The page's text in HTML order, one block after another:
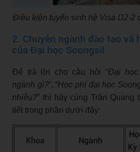
Điều kiện tuyển sinh hệ Visa D2-2
2. Chuyên ngành đào tạo và
của Đại học Soongsil
Để trả lời cho câu hỏi “Đại học
ngành gì?”, “Học phí đại học
nhiêu?” thì hãy cùng Trần Quang
tiết trong phần dưới đây:
Khoa Ngành
Kỳ